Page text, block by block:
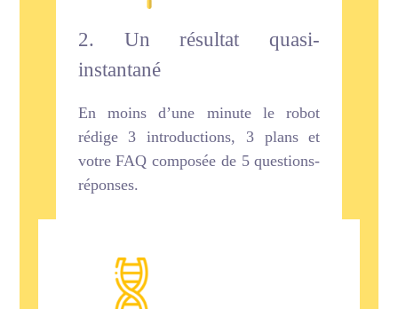
2. Un résultat quasi-
instantané
En moins d’une minute le robot
rédige 3 introductions, 3 plans et
votre FAQ composée de 5 questions-
réponses.